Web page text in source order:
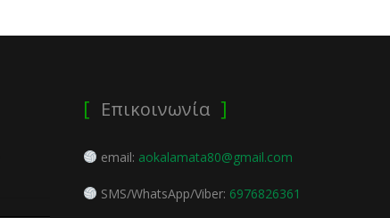
Επικοινωνία
email: aokalamata80@gmail.com
SMS/WhatsApp/Viber: 6976826361